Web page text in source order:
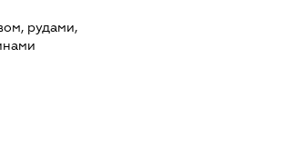
рудами,